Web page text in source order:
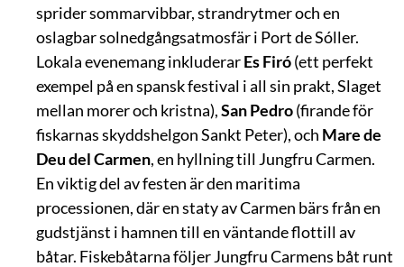
sprider sommarvibbar, strandrytmer och en
oslagbar solnedgångsatmosfär i Port de Sóller.
Lokala evenemang inkluderarEs Firó(ett perfekt
exempel på en spansk festival i all sin prakt, Slaget
mellan morer och kristna),San Pedro(firande för
fiskarnas skyddshelgon Sankt Peter), och Mare de
Deu del Carmen, en hyllning till Jungfru Carmen.
En viktig del av festen är den maritima
processionen, där en staty av Carmen bärs från en
gudstjänst i hamnen till en väntande flottill av
båtar. Fiskebåtarna följer Jungfru Carmens båt runt